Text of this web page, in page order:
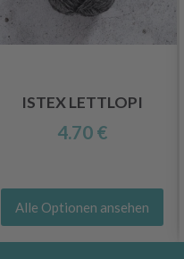
ISTEX LETTLOPI
4.70 €
Alle Optionen ansehen